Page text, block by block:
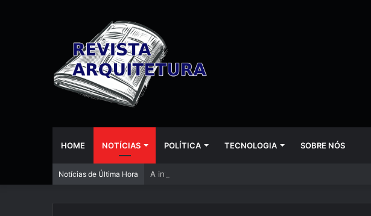
HOME NOTÍCIAS POLÍTICA TECNOLOGIA SOBRE NÓS
Notícias de Última Hora A inteligência artificial está mudando empresas mais